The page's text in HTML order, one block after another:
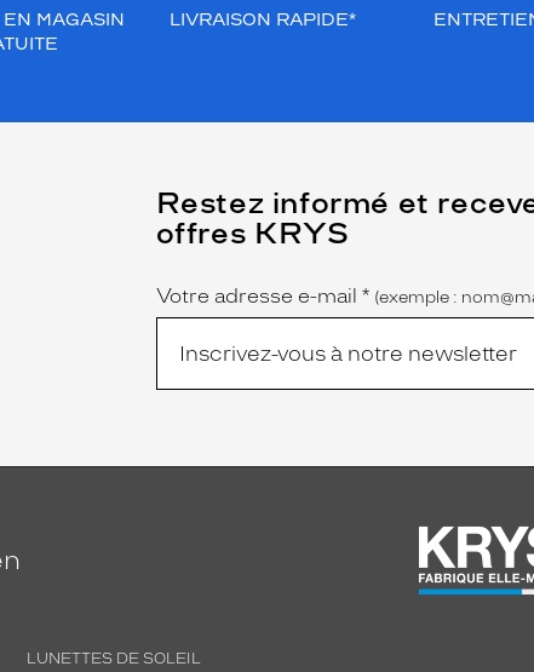
MAGASIN
LIVRAISON RAPIDE*
Restez informé et
offres KRYS
Name
Votre adresse e-mail *
(Ce
champ
est
obligatoire)
(exemple :
LUNETTES DE SOLEIL